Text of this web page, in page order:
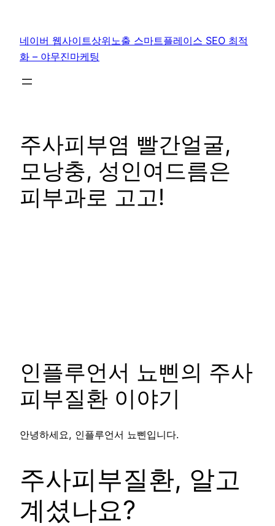
네이버 웹사이트상위노출 스마트플레이스 SEO 최적
화 – 야무진마케팅
주사피부염 빨간얼굴,
모낭충, 성인여드름은
피부과로 고고!
인플루언서 뇨삔의 주사
피부질환 이야기
안녕하세요, 인플루언서 뇨삔입니다.
주사피부질환, 알고
계셨나요?